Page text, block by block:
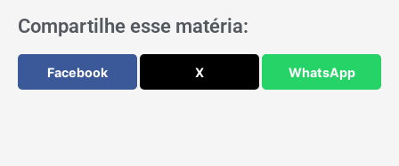
Compartilhe esse matéria:
Facebook X WhatsApp